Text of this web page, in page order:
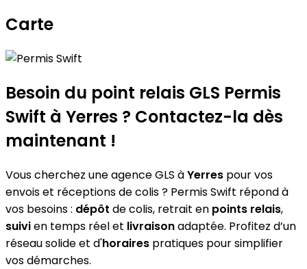
Carte
+
−
Besoin du point relais GLS Permis
Swift à Yerres ? Contactez-la dès
maintenant !
Vous cherchez une agence GLS àYerres pour vos
envois et réceptions de colis ? Permis Swift répond à
vos besoins : dépôt de colis, retrait en points relais,
suivien temps réel et livraisonadaptée. Profitez d’un
réseau solide et d'horaires pratiques pour simplifier
vos démarches.